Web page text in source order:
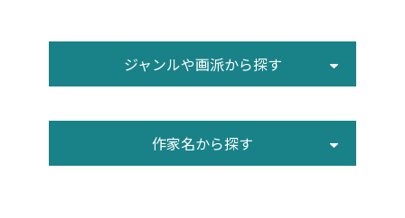
ジャンルや画派から探す
作家名から探す